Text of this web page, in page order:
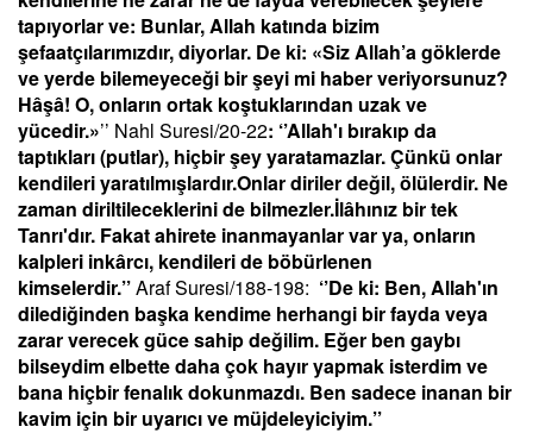
tapıyorlar ve: Bunlar, Allah katında bizim
şefaatçılarımızdır, diyorlar. De ki: «Siz Allah’a göklerde
ve yerde bilemeyeceği bir şeyi mi haber veriyorsunuz?
Hâşâ! O, onların ortak koştuklarından uzak ve
yücedir.»’’ Nahl Suresi/20-22: ‘’Allah'ı bırakıp da
taptıkları (putlar), hiçbir şey yaratamazlar. Çünkü onlar
kendileri yaratılmışlardır.Onlar diriler değil, ölülerdir. Ne
zaman diriltileceklerini de bilmezler.İlâhınız bir tek
Tanrı'dır. Fakat ahirete inanmayanlar var ya, onların
kalpleri inkârcı, kendileri de böbürlenen
kimselerdir.’’Araf Suresi/188-198: ‘’De ki: Ben, Allah'ın
dilediğinden başka kendime herhangi bir fayda veya
zarar verecek güce sahip değilim. Eğer ben gaybı
bilseydim elbette daha çok hayır yapmak isterdim ve
bana hiçbir fenalık dokunmazdı. Ben sadece inanan bir
kavim için bir uyarıcı ve müjdeleyiciyim.’’